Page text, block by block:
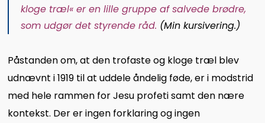
kloge træl« er en lille gruppe af salvede brødre,
som udgør det styrende råd. (Min kursivering.)
Påstanden om, at den trofaste og kloge træl blev
udnævnt i 1919 til at uddele åndelig føde, er i modstrid
med hele rammen for Jesu profeti samt den nære
kontekst. Der er ingen forklaring og ingen